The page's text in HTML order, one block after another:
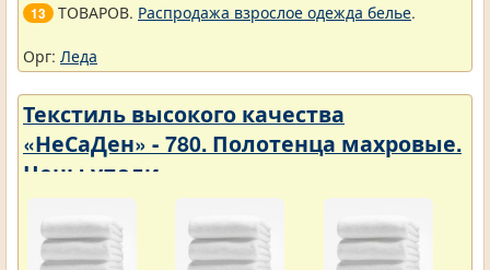
13 ТОВАРОВ. Распродажа взрослое одежда белье.
Орг: Леда
Текстиль высокого качества
«НеСаДен» - 780. Полотенца махровые.
Цены упали